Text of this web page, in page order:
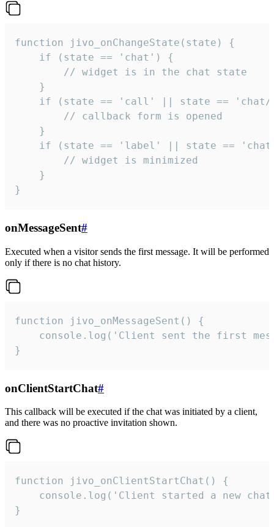
function jivo_onChangeState(state) {
    if (state == 'chat') {
        // widget is in the chat state
    }
if (state == 'call' || state ==
        // callback form is opened
    }
if (state == 'label' || state ==
        // widget is minimized
    }
}
onMessageSent#
Executed when a visitor sends the first message. It will be performed
only if there is no chat history.
function jivo_onMessageSent() {
console.log('Client sent the first
}
onClientStartChat#
This callback will be executed if the chat was initiated by a client,
and there was no proactive invitation shown.
function jivo_onClientStartChat() {
console.log('Client started a new
}